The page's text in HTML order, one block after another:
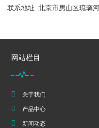
联系地址: 北京市房山区琉璃
网站栏目
关于我们
产品中心
新闻动态